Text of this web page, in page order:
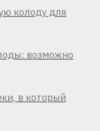
колоду для
возможно
в который